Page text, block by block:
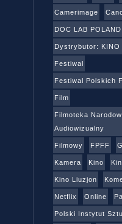
Camerimage
DOC LAB POLAND
Dystrybutor: KINO
Festiwal
Festiwal Polskich
Film
Filmoteka
Audiowizualny
Filmowy FPFF
Kamera Kino
Kino Liuzjon
Netflix Online
Polski Instytut